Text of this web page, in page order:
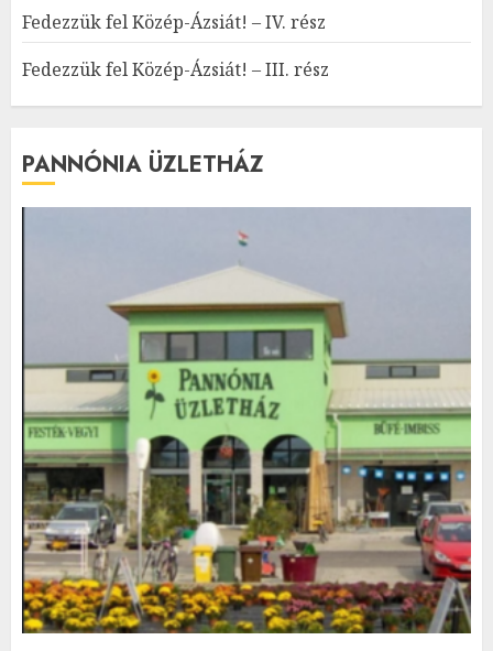
Fedezzük fel Közép-Ázsiát! – IV. rész
Fedezzük fel Közép-Ázsiát! – III. rész
PANNÓNIA ÜZLETHÁZ